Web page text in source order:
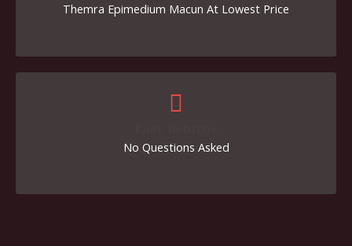
Themra Epimedium Macun At Lowest Price
No Questions Asked